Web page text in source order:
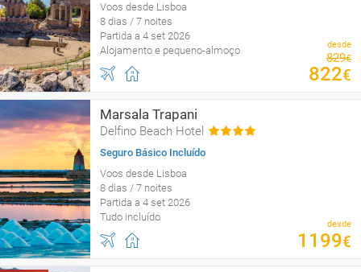
Voos desde Lisboa
8 dias / 7 noites
Partida a 4 set 2026
Alojamento e pequeno-almoço
desde
829€
822€
Marsala Trapani
Delfino Beach Hotel
Seguro Básico Incluído
Voos desde Lisboa
8 dias / 7 noites
Partida a 4 set 2026
Tudo incluído
desde
1199€